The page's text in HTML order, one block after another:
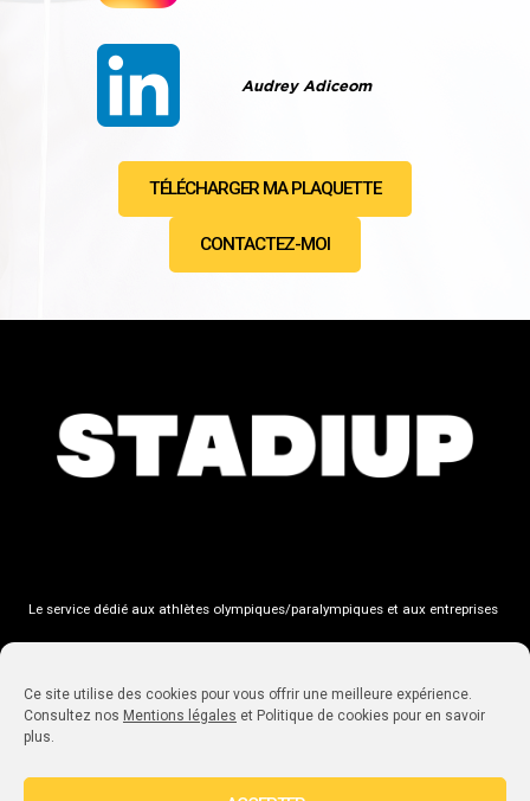
Ce site utilise des cookies pour vous offrir une meilleure expérience.
Consultez nos Mentions légales et Politique de cookies pour en savoir
plus.
Audrey Adiceom
TÉLÉCHARGER MA PLAQUETTE
CONTACTEZ-MOI
Le service dédié aux athlètes olympiques/paralympiques et aux entreprises
hello@stadiup.com